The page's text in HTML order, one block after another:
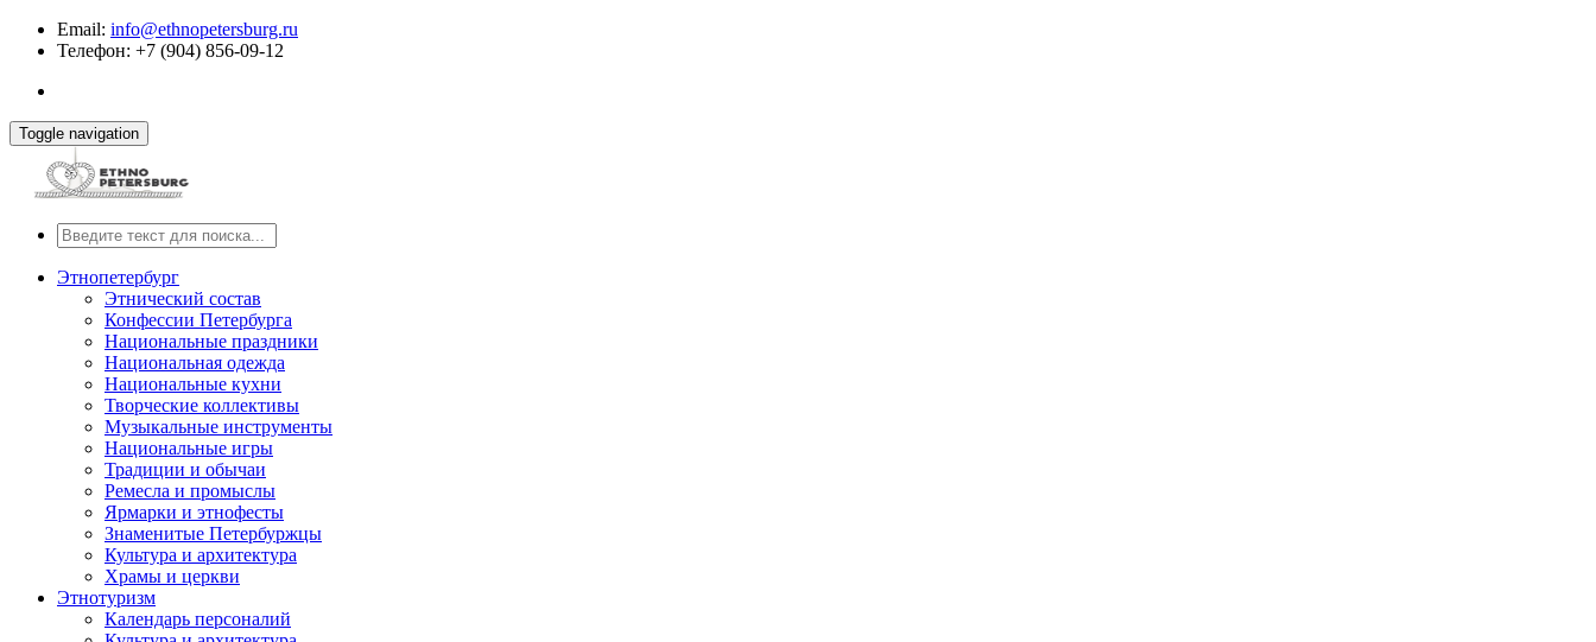
Email: info@ethnopetersburg.ru
Телефон: +7 (904) 856-09-12
Toggle navigation
Этнопетербург
Этнический состав
Конфессии Петербурга
Национальные праздники
Национальная одежда
Национальные кухни
Творческие коллективы
Музыкальные инструменты
Национальные игры
Традиции и обычаи
Ремесла и промыслы
Ярмарки и этнофесты
Знаменитые Петербуржцы
Культура и архитектура
Храмы и церкви
Этнотуризм
Календарь персоналий